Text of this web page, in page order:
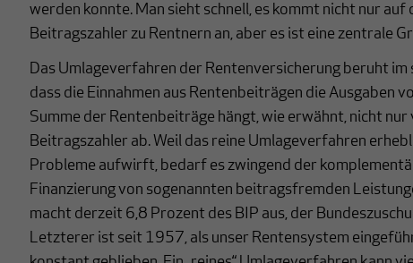
werden konnte. Man sieht schnell, es kommt nicht nur auf
Beitragszahler zu Rentnern an, aber es ist eine zentrale
Das Umlageverfahren der Rentenversicherung beruht im
dass die Einnahmen aus Rentenbeiträgen die Ausgaben
Summe der Rentenbeiträge hängt, wie erwähnt, nicht nur
Beitragszahler ab. Weil das reine Umlageverfahren
Probleme aufwirft, bedarf es zwingend der
Finanzierung von sogenannten beitragsfremden
macht derzeit 6,8 Prozent des BIP aus, der
Letzterer ist seit 1957, als unser Rentensystem